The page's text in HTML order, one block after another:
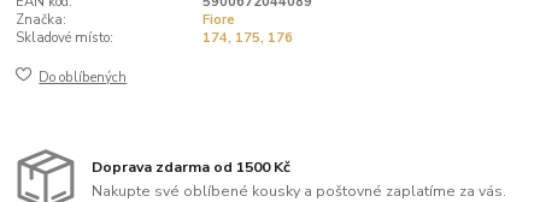
Značka:
Fiore
Skladové místo:
174, 175, 176
Do oblíbených
Doprava zdarma od 1500 Kč
Nakupte své oblíbené kousky a poštovné zaplatíme za vás.